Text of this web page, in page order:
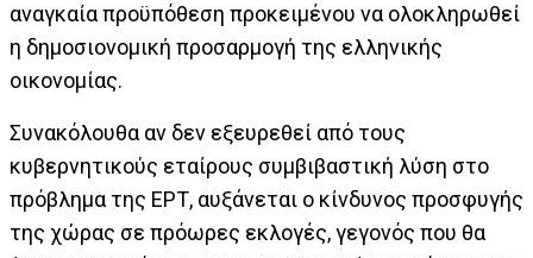
αναγκαία προϋπόθεση προκειμένου να ολοκληρωθεί
η δημοσιονομική προσαρμογή της ελληνικής
οικονομίας.
Συνακόλουθα αν δεν εξευρεθεί από τους
κυβερνητικούς εταίρους συμβιβαστική λύση στο
πρόβλημα της ΕΡΤ, αυξάνεται ο κίνδυνος προσφυγής
της χώρας σε πρόωρες εκλογές, γεγονός που θα